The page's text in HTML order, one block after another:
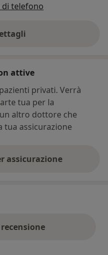
telefono
attive
privati. Verrà
tua per la
altro dottore che
tua assicurazione
assicurazione